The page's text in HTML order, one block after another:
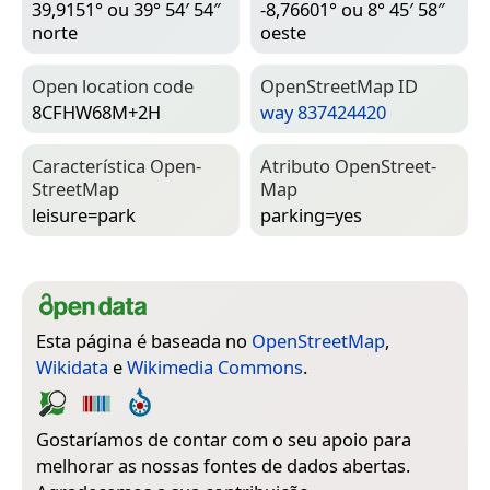
39,9151° ou 39° 54′ 54″
norte
-8,76601° ou 8° 45′ 58″
oeste
Open location code
8CFHW68M+2H
Open­Street­Map ID
way 837424420
Característica Open­
Street­Map
leisure=­park
Atributo Open­Street­
Map
parking=­yes
Esta página é baseada no OpenStreetMap,
Wikidata eWikimedia Commons.
Gostaríamos de contar com o seu apoio para
melhorar as nossas fontes de dados abertas.